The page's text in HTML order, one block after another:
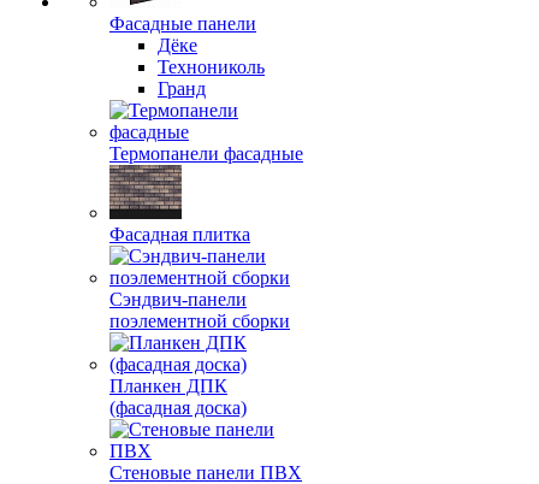
Фасадные панели
Дёке
Технониколь
Гранд
Термопанели фасадные
Фасадная плитка
Сэндвич-панели
поэлементной сборки
Планкен ДПК
(фасадная доска)
Стеновые панели ПВХ